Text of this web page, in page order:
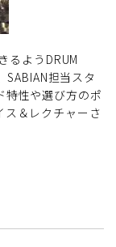
るようDRUM
担当スタ
特性や選び方のポ
ス＆レクチャーさ